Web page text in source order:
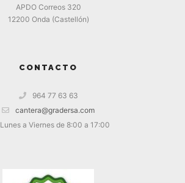
APDO Correos 320
12200 Onda (Castellón)
CONTACTO
964 77 63 63
cantera@gradersa.com
Lunes a Viernes de 8:00 a 17:00